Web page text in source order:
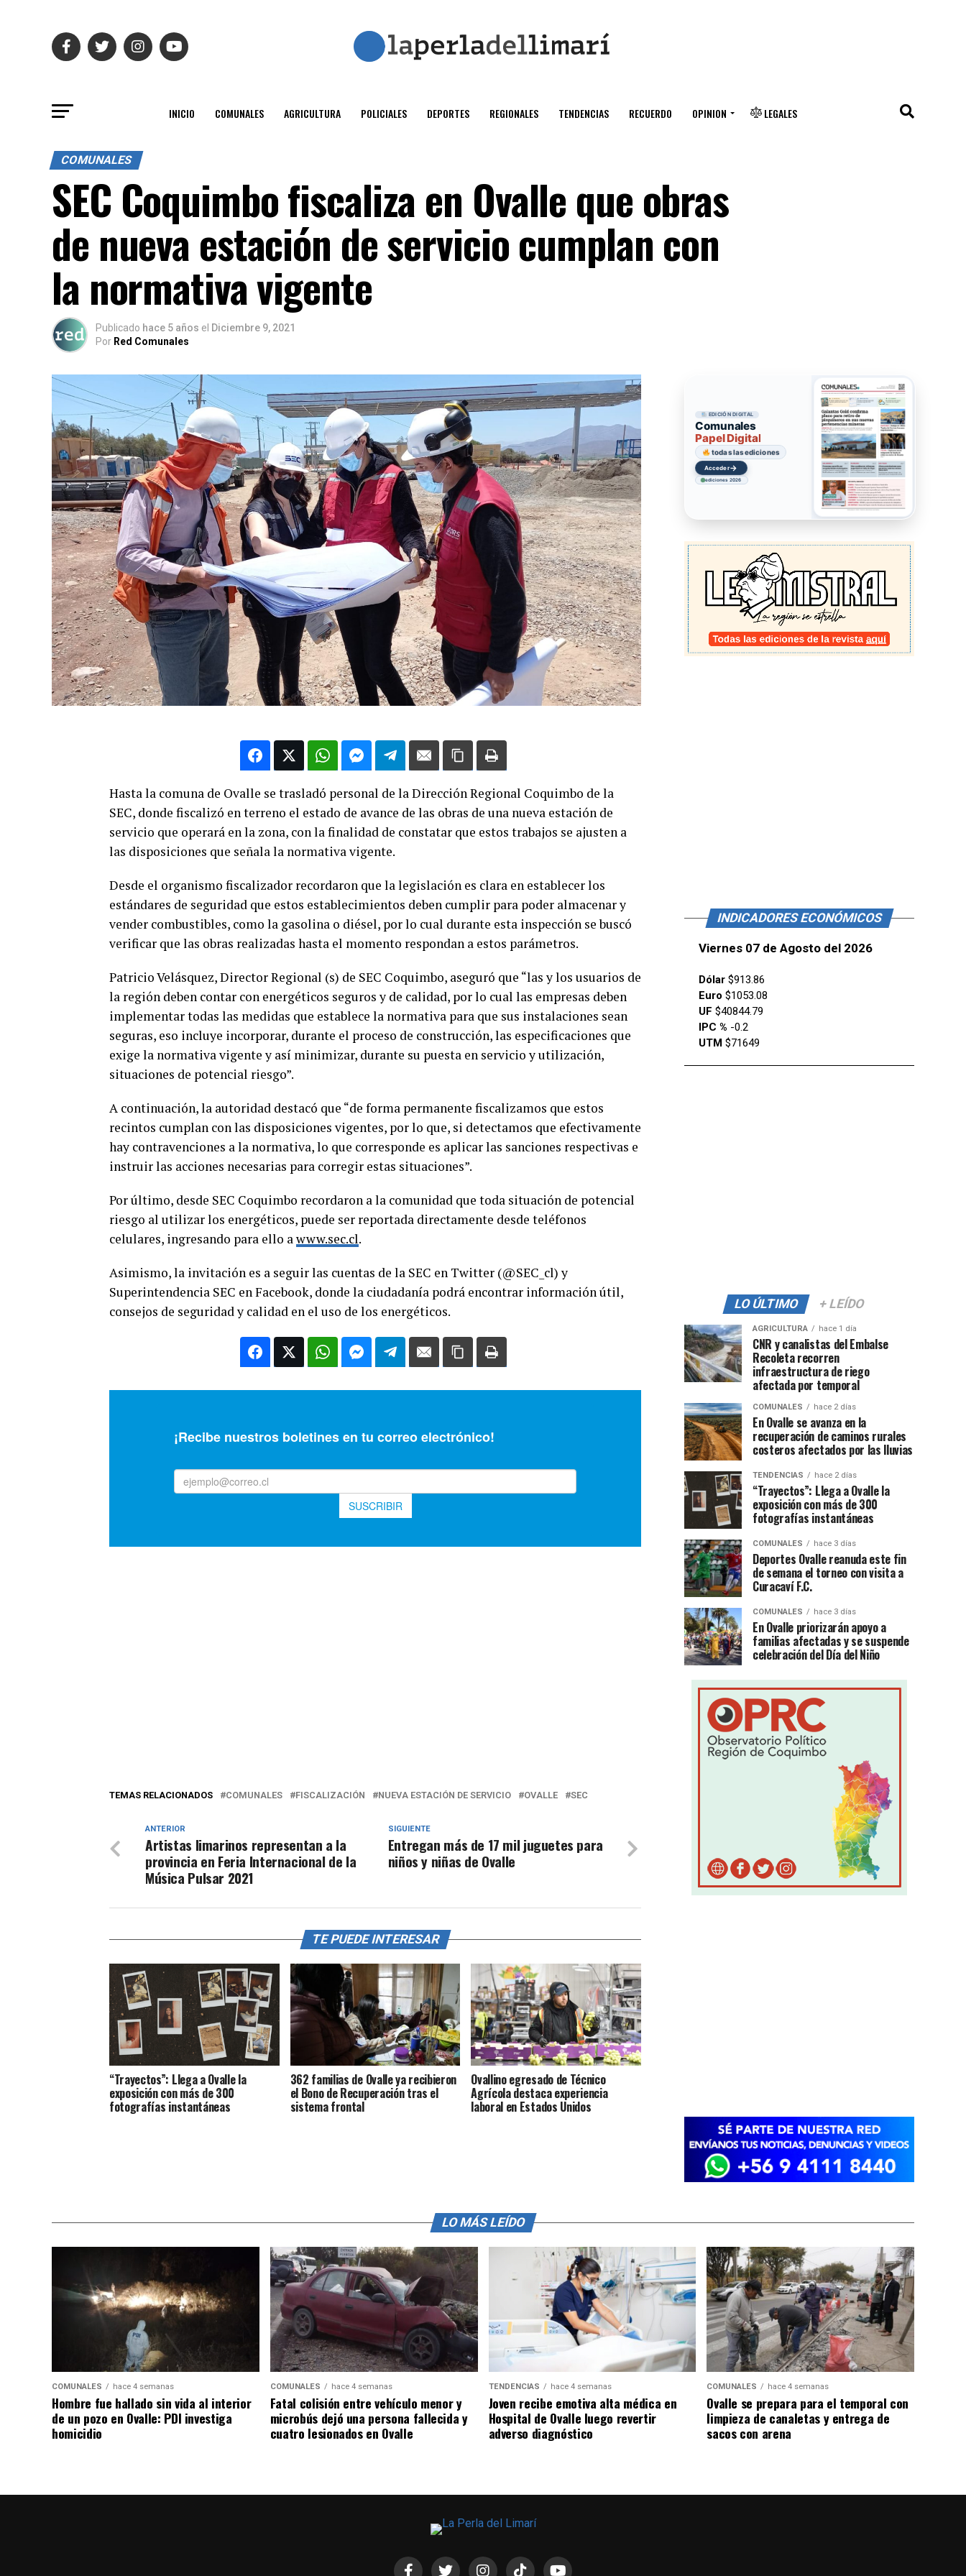
INICIO COMUNALES AGRICULTURA POLICIALES DEPORTES REGIONALES TENDENCIAS RECUERDO OPINION LEGALES
COMUNALES
SEC Coquimbo fiscaliza en Ovalle que obras
de nueva estación de servicio cumplan con
la normativa vigente
Publicado hace 5 años el Diciembre 9, 2021
Por Red Comunales
Hasta la comuna de Ovalle se trasladó personal de la Dirección Regional Coquimbo de la
SEC, donde fiscalizó en terreno el estado de avance de las obras de una nueva estación de
servicio que operará en la zona, con la finalidad de constatar que estos trabajos se ajusten a
las disposiciones que señala la normativa vigente.
Desde el organismo fiscalizador recordaron que la legislación es clara en establecer los
estándares de seguridad que estos establecimientos deben cumplir para poder almacenar y
vender combustibles, como la gasolina o diésel, por lo cual durante esta inspección se buscó
verificar que las obras realizadas hasta el momento respondan a estos parámetros.
Patricio Velásquez, Director Regional (s) de SEC Coquimbo, aseguró que “las y los usuarios de
la región deben contar con energéticos seguros y de calidad, por lo cual las empresas deben
implementar todas las medidas que establece la normativa para que sus instalaciones sean
seguras, eso incluye incorporar, durante el proceso de construcción, las especificaciones que
exige la normativa vigente y así minimizar, durante su puesta en servicio y utilización,
situaciones de potencial riesgo”.
A continuación, la autoridad destacó que “de forma permanente fiscalizamos que estos
recintos cumplan con las disposiciones vigentes, por lo que, si detectamos que efectivamente
hay contravenciones a la normativa, lo que corresponde es aplicar las sanciones respectivas e
instruir las acciones necesarias para corregir estas situaciones”.
Por último, desde SEC Coquimbo recordaron a la comunidad que toda situación de potencial
riesgo al utilizar los energéticos, puede ser reportada directamente desde teléfonos
celulares, ingresando para ello awww.sec.cl.
Asimismo, la invitación es a seguir las cuentas de la SEC en Twitter (@SEC_cl) y
Superintendencia SEC en Facebook, donde la ciudadanía podrá encontrar información útil,
consejos de seguridad y calidad en el uso de los energéticos.
TEMAS RELACIONADOS COMUNALES FISCALIZACIÓN NUEVA ESTACIÓN DE SERVICIO OVALLE SEC
SIGUIENTE
Entregan más de 17 mil juguetes para
niños y niñas de Ovalle
ANTERIOR
Artistas limarinos representan a la
provincia en Feria Internacional de la
Música Pulsar 2021
TE PUEDE INTERESAR
“Trayectos”: Llega a Ovalle la
exposición con más de 300
fotografías instantáneas
362 familias de Ovalle ya recibieron
el Bono de Recuperación tras el
sistema frontal
Ovallino egresado de Técnico
Agrícola destaca experiencia
laboral en Estados Unidos
EDICIÓN DIGITAL
Comunales
Papel Digital
todas las ediciones
Acceder→
ediciones 2026
INDICADORES ECONÓMICOS
Viernes 07 de Agosto del 2026
Dólar $913.86
Euro $1053.08
UF $40844.79
IPC % -0.2
UTM $71649
LO ÚLTIMO + LEÍDO
AGRICULTURA hace 1 día
CNR y canalistas del Embalse
Recoleta recorren
infraestructura de riego
afectada por temporal
COMUNALES hace 2 días
En Ovalle se avanza en la
recuperación de caminos rurales
costeros afectados por las lluvias
TENDENCIAS hace 2 días
“Trayectos”: Llega a Ovalle la
exposición con más de 300
fotografías instantáneas
COMUNALES hace 3 días
Deportes Ovalle reanuda este fin
de semana el torneo con visita a
Curacaví F.C.
COMUNALES hace 3 días
En Ovalle priorizarán apoyo a
familias afectadas y se suspende
celebración del Día del Niño
LO MÁS LEÍDO
COMUNALES hace 4 semanas
Hombre fue hallado sin vida al interior
de un pozo en Ovalle: PDI investiga
homicidio
COMUNALES hace 4 semanas
Fatal colisión entre vehículo menor y
microbús dejó una persona fallecida y
cuatro lesionados en Ovalle
TENDENCIAS hace 4 semanas
Joven recibe emotiva alta médica en
Hospital de Ovalle luego revertir
adverso diagnóstico
COMUNALES hace 4 semanas
Ovalle se prepara para el temporal con
limpieza de canaletas y entrega de
sacos con arena